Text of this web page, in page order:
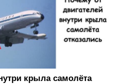
крыла самолёта